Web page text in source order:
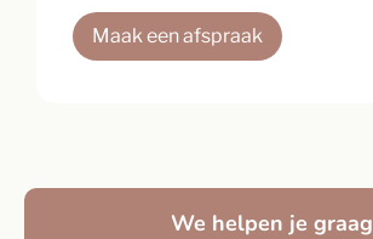
Maak een afspraak
We helpen je graag